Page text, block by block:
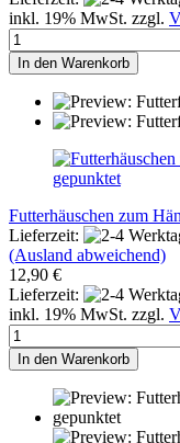
inkl. 19% MwSt. zzgl.
In den Warenkorb
Futterhäuschen zum
Lieferzeit:
(Ausland abweichend)
12,90 €
Lieferzeit:
inkl. 19% MwSt. zzgl.
In den Warenkorb